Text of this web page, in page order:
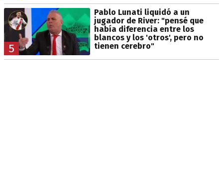
5
Pablo Lunati liquidó a un
jugador de River: "pensé que
había diferencia entre los
blancos y los 'otros', pero no
tienen cerebro"